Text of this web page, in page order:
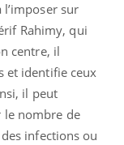
sur
Rahimy, qui
centre, il
et identifie ceux
il peut
le nombre de
infections ou